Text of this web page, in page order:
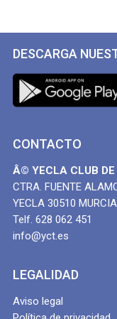
DESCARGA
CONTACTO
Â© YECLA CLUB DE
CTRA. FUENTE
YECLA 30510 MURCIA
Telf. 628 062 451
info@yct.es
LEGALIDAD
Aviso legal